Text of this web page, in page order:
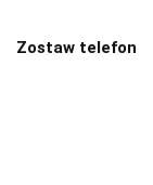
Zostaw telefon